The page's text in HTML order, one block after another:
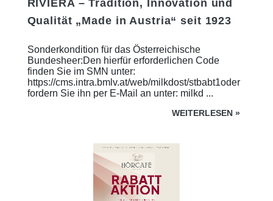
RIVIERA – Tradition, Innovation und
Qualität „Made in Austria“ seit 1923
Sonderkondition für das Österreichische
Bundesheer:Den hierfür erforderlichen Code
finden Sie im SMN unter:
https://cms.intra.bmlv.at/web/milkdost/stbabt1oder
fordern Sie ihn per E-Mail an unter: milkd ...
WEITERLESEN »